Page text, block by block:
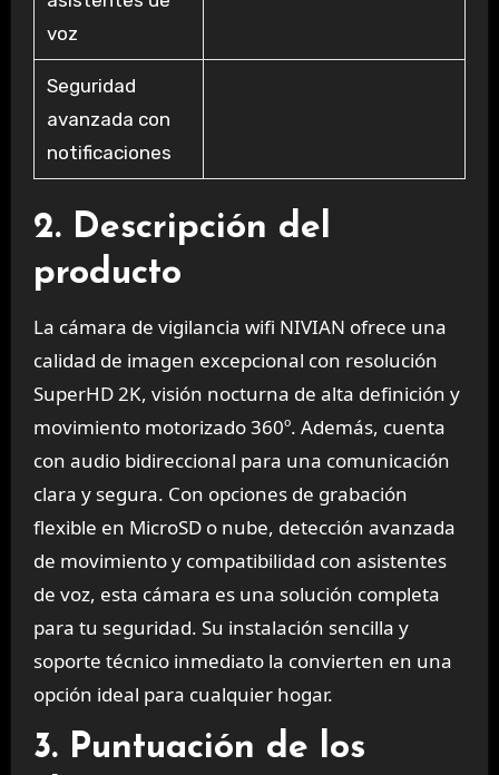
voz
Seguridad
avanzada con
notificaciones
2. Descripción del
producto
La cámara de vigilancia wifi NIVIAN ofrece una
calidad de imagen excepcional con resolución
SuperHD 2K, visión nocturna de alta definición y
movimiento motorizado 360º. Además, cuenta
con audio bidireccional para una comunicación
clara y segura. Con opciones de grabación
flexible en MicroSD o nube, detección avanzada
de movimiento y compatibilidad con asistentes
de voz, esta cámara es una solución completa
para tu seguridad. Su instalación sencilla y
soporte técnico inmediato la convierten en una
opción ideal para cualquier hogar.
3. Puntuación de los